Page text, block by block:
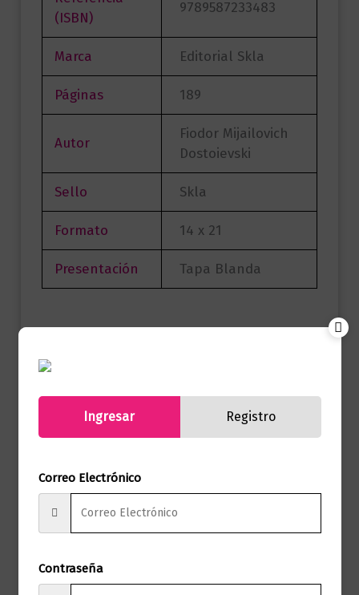
(ISBN)
9789587233483
Marca Editorial Skla
Páginas 189
Autor
Fiodor Mijailovich
Dostoievski
Sello Skla
Formato 14 x 21
Presentación Tapa Blanda
una valoración.
Ingresar Registro
Correo Electrónico
Contraseña